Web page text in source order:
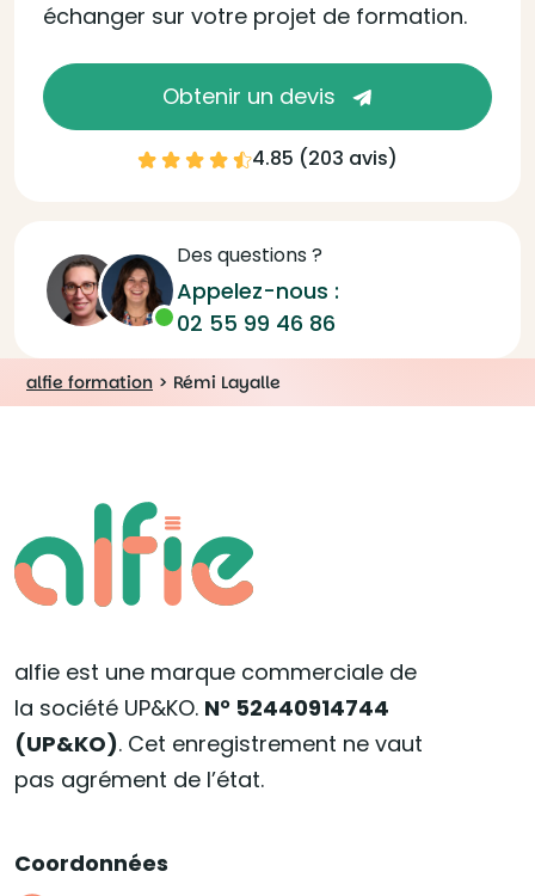
échanger sur votre projet de formation.
Obtenir un devis
4.85 (203 avis)
Des questions ?
Appelez-nous :
02 55 99 46 86
alfie formation > Rémi Layalle
alfie est une marque commerciale de
la société UP&KO. N° 52440914744
(UP&KO). Cet enregistrement ne vaut
pas agrément de l’état.
Coordonnées